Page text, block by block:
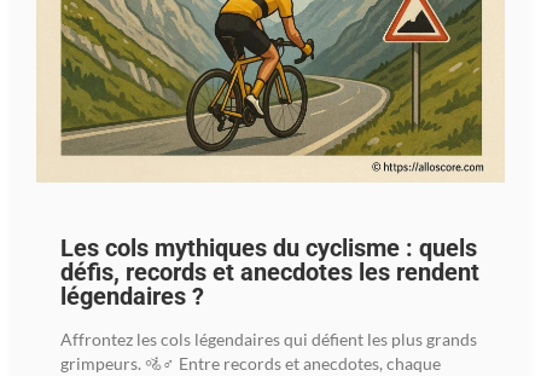
Les cols mythiques du cyclisme : quels
défis, records et anecdotes les rendent
légendaires ?
Affrontez les cols légendaires qui défient les plus grands
grimpeurs. 🚵♂️ Entre records et anecdotes, chaque